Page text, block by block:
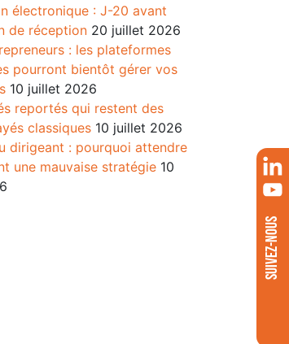
électronique : J-20 avant
de réception 20 juillet 2026
: les plateformes
pourront bientôt gérer vos
10 juillet 2026
reportés qui restent des
classiques 10 juillet 2026
dirigeant : pourquoi attendre
une mauvaise stratégie 10
SUIVEZ-NOUS